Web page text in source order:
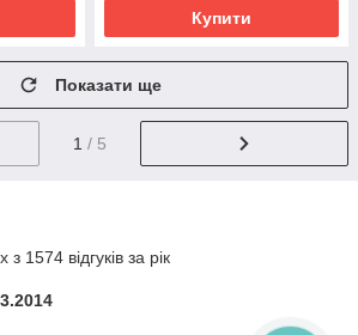
Купити
Показати ще
1 / 5
1574 відгуків за рік